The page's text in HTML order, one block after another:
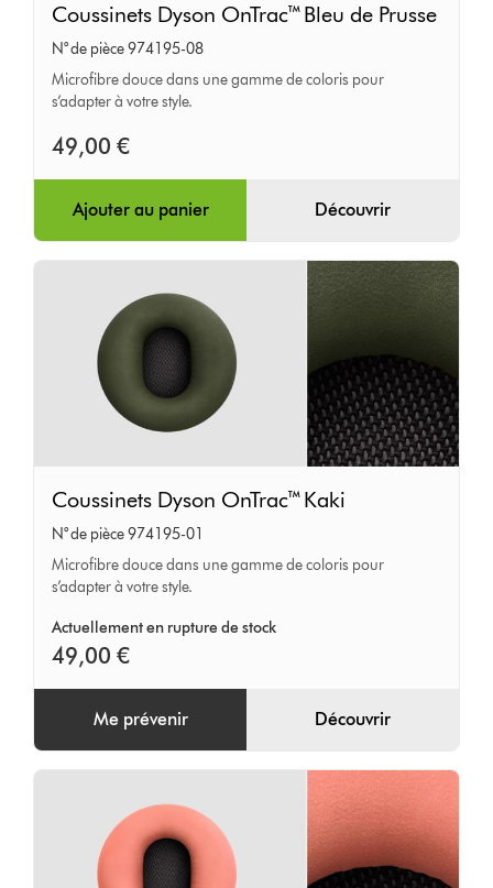
Dyson
OnTrac™
Bleu
Prusse
Coussinets Dyson OnTrac™ Bleu de Prusse
N° de pièce 974195-08
Microfibre douce dans une gamme de coloris pour
s’adapter à votre style.
49,00 €
Ajouter au panier Découvrir
Dyson
OnTrac™
Kaki
Coussinets Dyson OnTrac™ Kaki
N° de pièce 974195-01
Microfibre douce dans une gamme de coloris pour
s’adapter à votre style.
Actuellement en rupture de stock
49,00 €
Me prévenir Découvrir